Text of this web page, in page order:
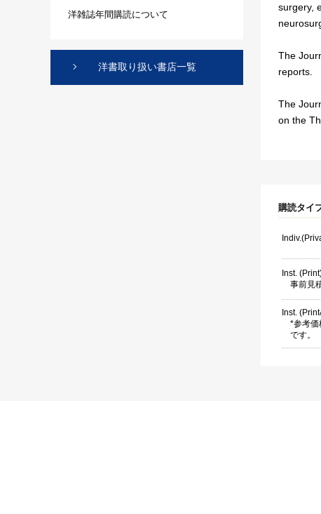
surgery,
The
reports.
The
on the
購読タイ
Inst.
事前見
Inst.
*参考価
です。
洋雑誌年間購読について
洋書取り扱い書店一覧